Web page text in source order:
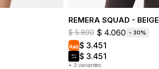
REMERA SQUAD - BEIGE
+ 3 variantes
$ 5.800 $ 4.060 30
$ 3.451
$ 3.451